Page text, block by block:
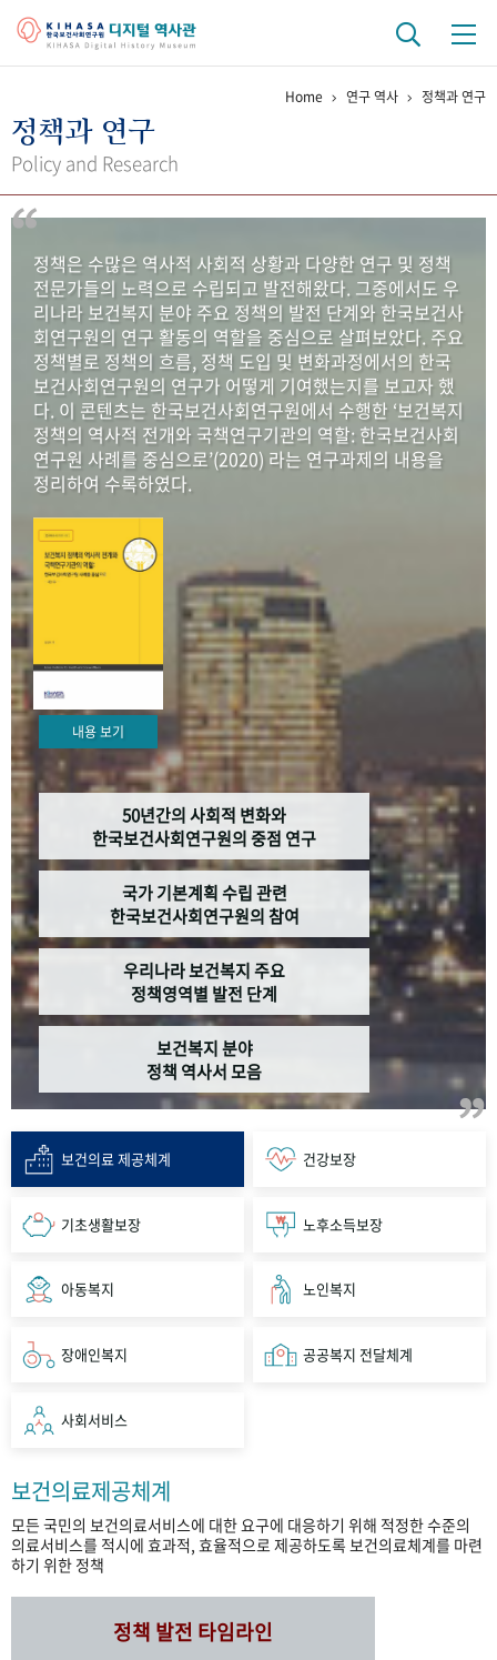
걸어온 길 기관 변천사
연구 역사
정책과 연구 키워드로 보는 연구 역사
연구자들
간행물 변천사
기록물 아카이브
사진 아카이브 문서 기록물 행정박물 영상 기록물
50+1주년 기념
성과 50선 숫자로 보는 50년
세계와 함께 한 KIHASA
VR 역사관
Home 연구 역사 정책과 연구
정책과 연구
Policy and Research
정책은 수많은 역사적 사회적 상황과 다양한 연구 및 정책
전문가들의 노력으로 수립되고 발전해왔다. 그중에서도 우
리나라 보건복지 분야 주요 정책의 발전 단계와 한국보건사
회연구원의 연구 활동의 역할을 중심으로 살펴보았다. 주요
정책별로 정책의 흐름, 정책 도입 및 변화과정에서의 한국
보건사회연구원의 연구가 어떻게 기여했는지를 보고자 했
다. 이 콘텐츠는 한국보건사회연구원에서 수행한 ‘보건복지
정책의 역사적 전개와 국책연구기관의 역할: 한국보건사회
연구원 사례를 중심으로’(2020) 라는 연구과제의 내용을
정리하여 수록하였다.
내용 보기
50년간의 사회적 변화와
한국보건사회연구원의 중점 연구
국가 기본계획 수립 관련
한국보건사회연구원의 참여
우리나라 보건복지 주요
정책영역별 발전 단계
보건복지 분야
정책 역사서 모음
보건의료 제공체계 건강보장
기초생활보장 노후소득보장
아동복지 노인복지
장애인복지 공공복지 전달체계
사회서비스
보건의료제공체계
모든 국민의 보건의료서비스에 대한 요구에 대응하기 위해 적정한 수준의
의료서비스를 적시에 효과적, 효율적으로 제공하도록 보건의료체계를 마련
하기 위한 정책
정책 발전 타임라인